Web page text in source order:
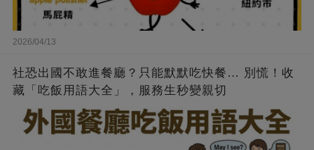
2026/04/13
社恐出國不敢進餐廳？只能默默吃快餐… 別慌！收
藏「吃飯用語大全」，服務生秒變親切